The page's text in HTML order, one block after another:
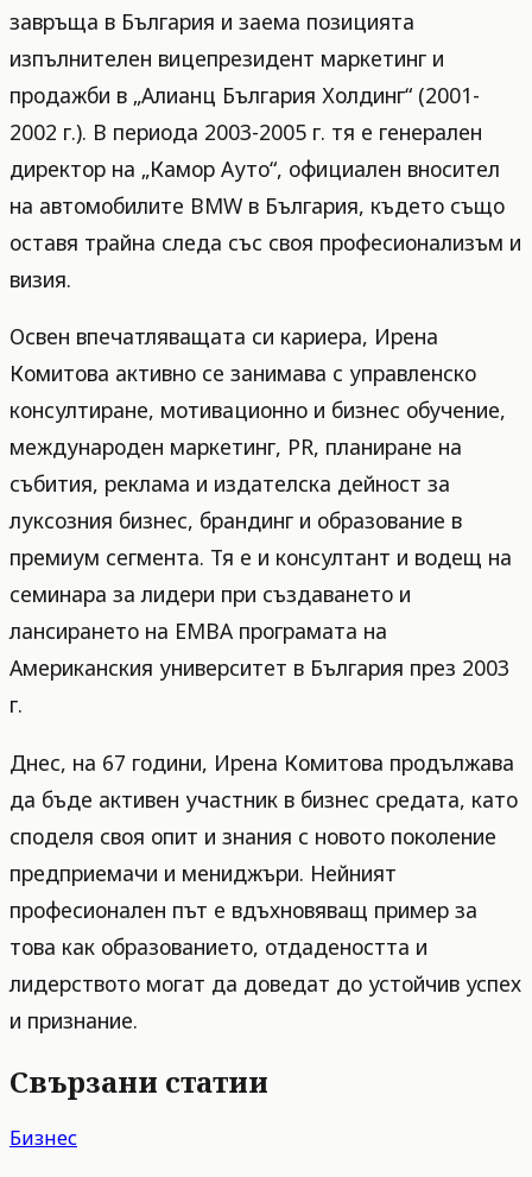
завръща в България и заема позицията
изпълнителен вицепрезидент маркетинг и
продажби в „Алианц България Холдинг“ (2001-
2002 г.). В периода 2003-2005 г. тя е генерален
директор на „Камор Ауто“, официален вносител
на автомобилите BMW в България, където също
оставя трайна следа със своя професионализъм и
визия.
Освен впечатляващата си кариера, Ирена
Комитова активно се занимава с управленско
консултиране, мотивационно и бизнес обучение,
международен маркетинг, PR, планиране на
събития, реклама и издателска дейност за
луксозния бизнес, брандинг и образование в
премиум сегмента. Тя е и консултант и водещ на
семинара за лидери при създаването и
лансирането на EMBA програмата на
Американския университет в България през 2003
г.
Днес, на 67 години, Ирена Комитова продължава
да бъде активен участник в бизнес средата, като
споделя своя опит и знания с новото поколение
предприемачи и мениджъри. Нейният
професионален път е вдъхновяващ пример за
това как образованието, отдадеността и
лидерството могат да доведат до устойчив успех
и признание.
Свързани статии
Бизнес